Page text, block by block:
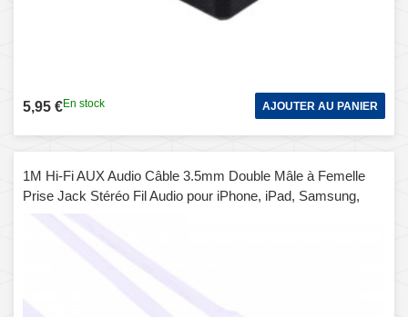
5,95 €En stock AJOUTER AU PANIER
1M Hi-Fi AUX Audio Câble 3.5mm Double Mâle à Femelle
Prise Jack Stéréo Fil Audio pour iPhone, iPad, Samsung,
MP3, MP4, Carte Son, TV, Radio-enregistreur, Voiture